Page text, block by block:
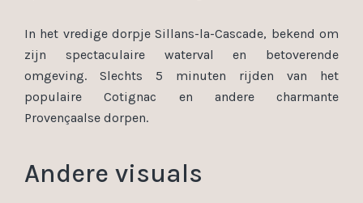
In het vredige dorpje Sillans-la-Cascade, bekend om
zijn spectaculaire waterval en betoverende
omgeving. Slechts 5 minuten rijden van het
populaire Cotignac en andere charmante
Provençaalse dorpen.
Andere visuals